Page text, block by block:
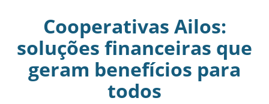
Cooperativas Ailos:
soluções financeiras que
geram benefícios para
todos